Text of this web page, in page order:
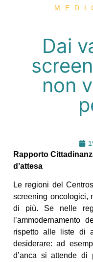
Dai
non
Rapporto
d’attesa
Le regioni del
screening oncologici,
di più. Se nelle
l’ammodernamento
rispetto alle liste di
desiderare: ad
d’anca si attende